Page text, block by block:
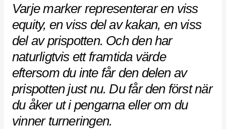
Varje marker representerar en viss
equity, en viss del av kakan, en viss
del av prispotten. Och den har
naturligtvis ett framtida värde
eftersom du inte får den delen av
prispotten just nu. Du får den först när
du åker ut i pengarna eller om du
vinner turneringen.